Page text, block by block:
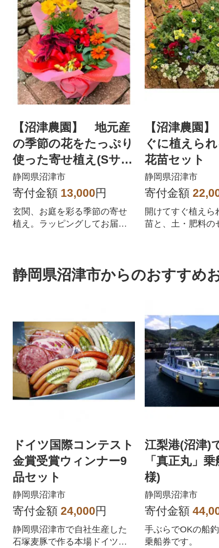
【沼津農園】 地元産
の季節の花をたっぷり
使った寄せ植え(Sサイ
ズ)
静岡県沼津市
寄付金額 13,000円
玄関、お庭を彩る季節の寄せ
植え。ラッピングしてお届け
【沼津農園
ぐに植えら
花苗セット
静岡県沼津市
寄付金額
開けてすぐ植えら
苗と、土・肥料の
静岡県沼津市からのおすすめ
ドイツ国際コンテスト
金賞受賞ウィンナー9
品セット
静岡県沼津市
寄付金額 24,000円
静岡県沼津市で自社生産した
石塚麦豚で作る本場ドイツウ
江梨港(沼津
「真正丸」
様)
静岡県沼津市
寄付金額
手ぶらでOKの船
乗船券です。